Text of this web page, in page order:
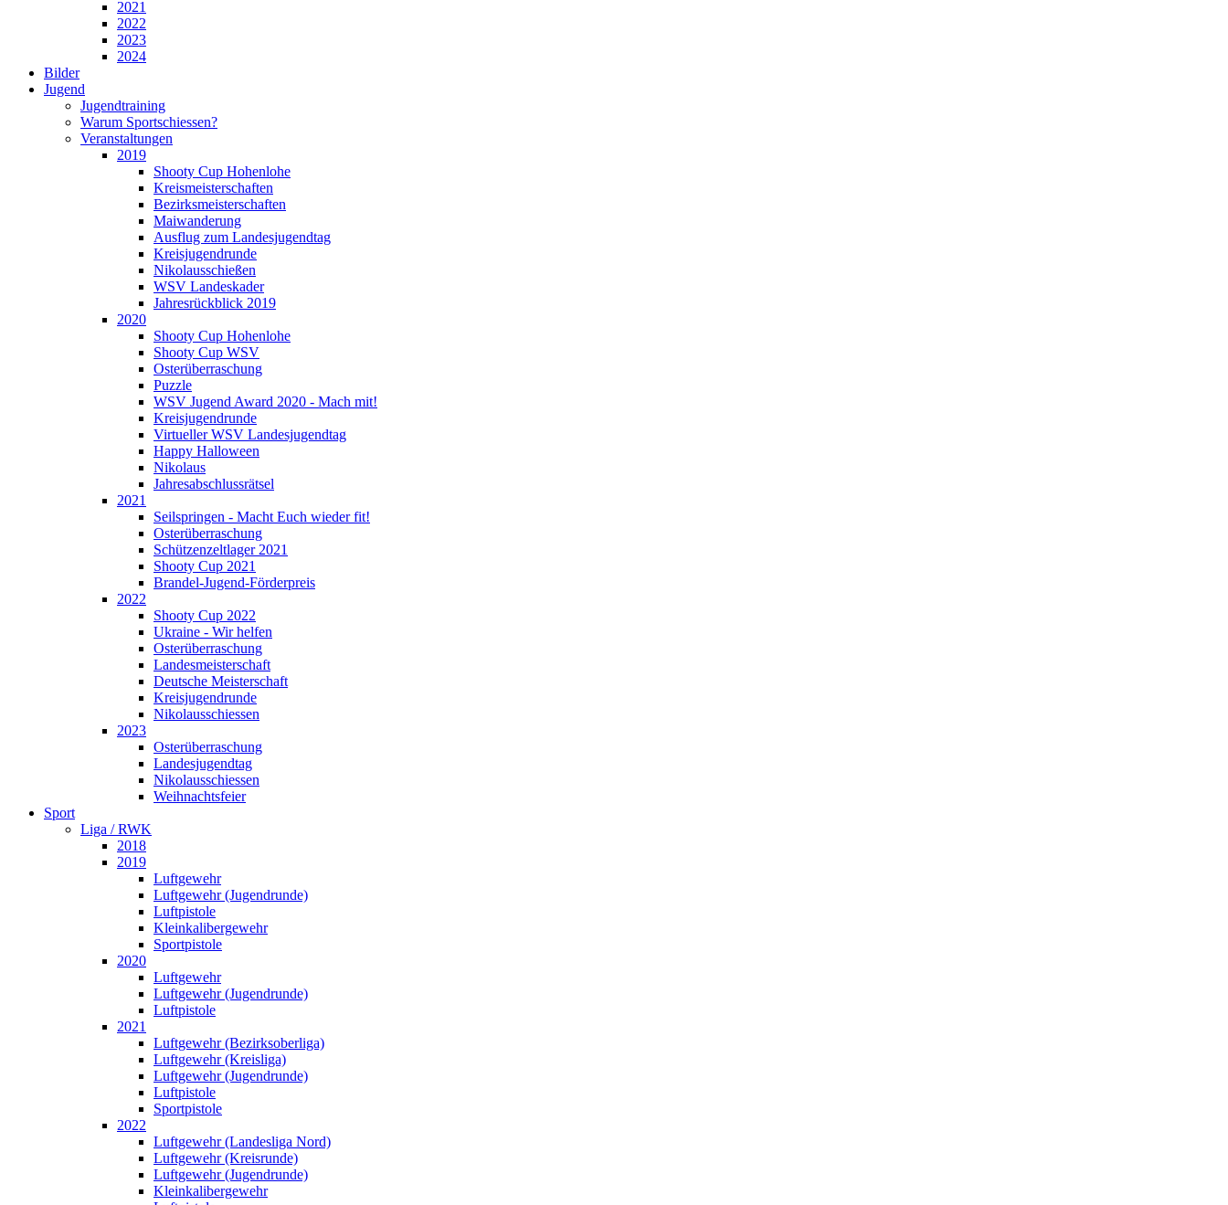
2021
2022
2023
2024
Bilder
Jugend
Jugendtraining
Warum Sportschiessen?
Veranstaltungen
2019
Shooty Cup Hohenlohe
Kreismeisterschaften
Bezirksmeisterschaften
Maiwanderung
Ausflug zum Landesjugendtag
Kreisjugendrunde
Nikolausschießen
WSV Landeskader
Jahresrückblick 2019
2020
Shooty Cup Hohenlohe
Shooty Cup WSV
Osterüberraschung
Puzzle
WSV Jugend Award 2020 - Mach mit!
Kreisjugendrunde
Virtueller WSV Landesjugendtag
Happy Halloween
Nikolaus
Jahresabschlussrätsel
2021
Seilspringen - Macht Euch wieder fit!
Osterüberraschung
Schützenzeltlager 2021
Shooty Cup 2021
Brandel-Jugend-Förderpreis
2022
Shooty Cup 2022
Ukraine - Wir helfen
Osterüberraschung
Landesmeisterschaft
Deutsche Meisterschaft
Kreisjugendrunde
Nikolausschiessen
2023
Osterüberraschung
Landesjugendtag
Nikolausschiessen
Weihnachtsfeier
Sport
Liga / RWK
2018
2019
Luftgewehr
Luftgewehr (Jugendrunde)
Luftpistole
Kleinkalibergewehr
Sportpistole
2020
Luftgewehr
Luftgewehr (Jugendrunde)
Luftpistole
2021
Luftgewehr (Bezirksoberliga)
Luftgewehr (Kreisliga)
Luftgewehr (Jugendrunde)
Luftpistole
Sportpistole
2022
Luftgewehr (Landesliga Nord)
Luftgewehr (Kreisrunde)
Luftgewehr (Jugendrunde)
Kleinkalibergewehr